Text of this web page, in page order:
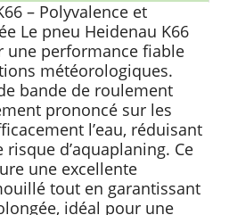
– Polyvalence et
Le pneu Heidenau K66
une performance fiable
météorologiques.
bande de roulement
prononcé sur les
l’eau, réduisant
d’aquaplaning. Ce
une excellente
tout en garantissant
idéal pour une